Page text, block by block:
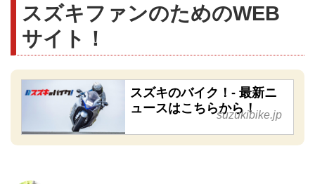
スズキファンのためのWEB
サイト！
スズキのバイク！- 最新ニ
ュースはこちらから！
suzukibike.jp